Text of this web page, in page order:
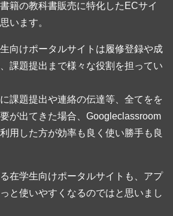
籍の教科書販売に特化したECサイ
います。
向けポータルサイトは履修登録や成
課題提出まで様々な役割を担ってい
課題提出や連絡の伝達等、全てをを
が出てきた場合、Googleclassroom
用した方が効率も良く使い勝手も良
在学生向けポータルサイトも、アプ
と使いやすくなるのではと思いまし